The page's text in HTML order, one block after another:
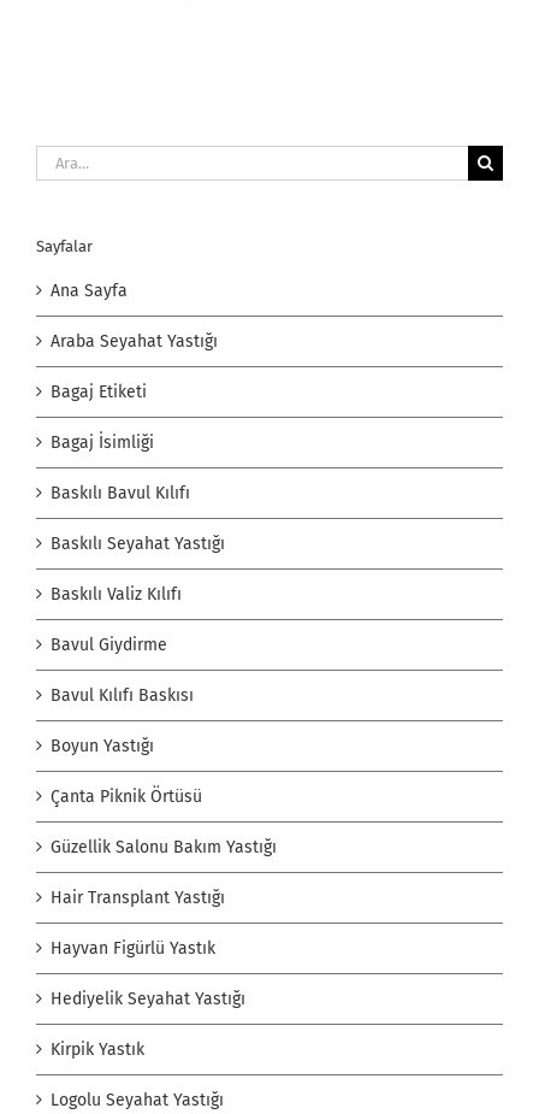
Ara:
Sayfalar
Ana Sayfa
Araba Seyahat Yastığı
Bagaj Etiketi
Bagaj İsimliği
Baskılı Bavul Kılıfı
Baskılı Seyahat Yastığı
Baskılı Valiz Kılıfı
Bavul Giydirme
Bavul Kılıfı Baskısı
Boyun Yastığı
Çanta Piknik Örtüsü
Güzellik Salonu Bakım Yastığı
Hair Transplant Yastığı
Hayvan Figürlü Yastık
Hediyelik Seyahat Yastığı
Kirpik Yastık
Logolu Seyahat Yastığı